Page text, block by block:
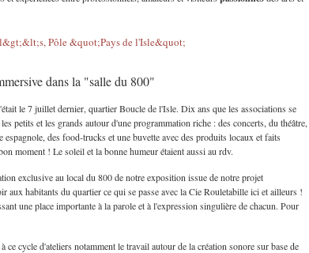
dans la "salle du 800"
le 7 juillet dernier, quartier Boucle de l'Isle. Dix ans que les associations se
petits et les grands autour d'une programmation riche : des concerts, du théâtre,
des food-trucks et une buvette avec des produits locaux et faits
moment ! Le soleil et la bonne humeur étaient aussi au rdv.
exclusive au local du 800 de notre exposition issue de notre projet
aux habitants du quartier ce qui se passe avec la Cie Rouletabille ici et ailleurs !
une place importante à la parole et à l'expression singulière de chacun. Pour
ce cycle d'ateliers notamment le travail autour de la création sonore sur base de